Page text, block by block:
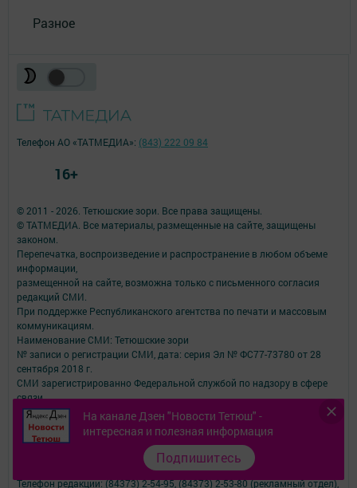
Разное
На канале Дзен "Новости Тетюш" -
интересная и полезная информация
Подпишитесь
© 2011 - 2026. Тетюшские зори. Все права защищены.
© ТАТМЕДИА. Все материалы, размещенные на сайте, защищены
законом.
Перепечатка, воспроизведение и распространение в любом объеме
информации,
размещенной на сайте, возможна только с письменного согласия
редакций СМИ.
При поддержке Республиканского агентства по печати и массовым
коммуникациям.
Наименование СМИ: Тетюшские зори
№ записи о регистрации СМИ, дата: серия Эл № ФС77-73780 от 28
сентября 2018 г.
СМИ зарегистрированно Федеральной службой по надзору в сфере
связи,
информационных технологий и массовых коммуникаций
ФИО главного редактора: Калашникова Елена Викторовна
Адрес редакции: Российская Федерация, Республика Татарстан,
422370, Тетюшский р-н, г. Тетюши, ул. Свердлова, д. 59
Электронная почта редакции: avangard@tatmedia.com
Телефон редакции: (84373) 2-54-95, (84373) 2-53-80 (рекламный отдел),
Телефон АО «ТАТМЕДИА»: (843) 222 09 84
16+